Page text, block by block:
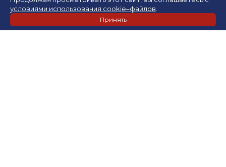
Растениеводство
условиями использования cookie–файлов
Принять